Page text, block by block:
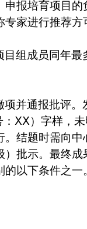
报培育项目
家进行推荐方
组成员同年最
并通报批评。
ⅩⅩ）字样，
结题时需向中
批示。最终
以下条件之一